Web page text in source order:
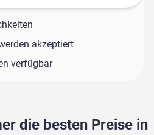
akzeptiert
verfügbar
die besten Preise in